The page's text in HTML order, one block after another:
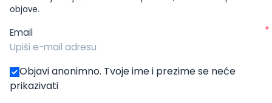
objave.
Email *
Objavi anonimno. Tvoje ime i prezime se neće
prikazivati